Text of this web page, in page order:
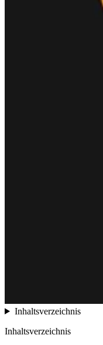
Inhaltsverzeichnis
Inhaltsverzeichnis